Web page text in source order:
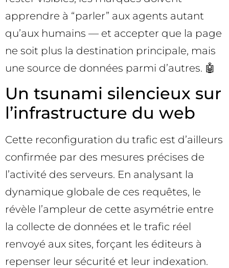
apprendre à “parler” aux agents autant
qu’aux humains — et accepter que la page
ne soit plus la destination principale, mais
une source de données parmi d’autres. 🤖
Un tsunami silencieux sur
l’infrastructure du web
Cette reconfiguration du trafic est d’ailleurs
confirmée par des mesures précises de
l’activité des serveurs. En analysant la
dynamique globale de ces requêtes, le
révèle l’ampleur de cette asymétrie entre
la collecte de données et le trafic réel
renvoyé aux sites, forçant les éditeurs à
repenser leur sécurité et leur indexation.